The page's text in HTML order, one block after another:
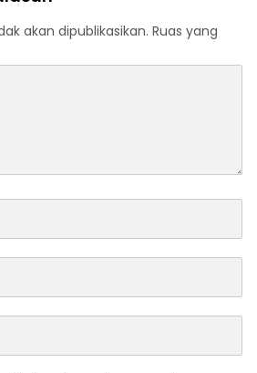
akan dipublikasikan. Ruas yang